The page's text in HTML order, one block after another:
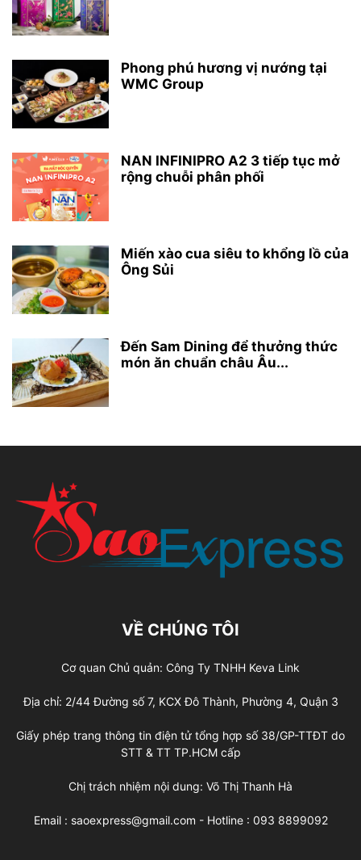
Phong phú hương vị nướng tại
WMC Group
NAN INFINIPRO A2 3 tiếp tục mở
rộng chuỗi phân phối
Miến xào cua siêu to khổng lồ của
Ông Sủi
Đến Sam Dining để thưởng thức
món ăn chuẩn châu Âu...
VỀ CHÚNG TÔI
Cơ quan Chủ quản: Công Ty TNHH Keva Link
Địa chỉ: 2/44 Đường số 7, KCX Đô Thành, Phường 4, Quận 3
Giấy phép trang thông tin điện tử tổng hợp số 38/GP-TTĐT do
STT & TT TP.HCM cấp
Chị trách nhiệm nội dung: Võ Thị Thanh Hà
Email : saoexpress@gmail.com - Hotline : 093 8899092